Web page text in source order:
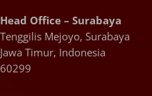
Head Office – Surabaya
Tenggilis Mejoyo, Surabaya
Jawa Timur, Indonesia
60299